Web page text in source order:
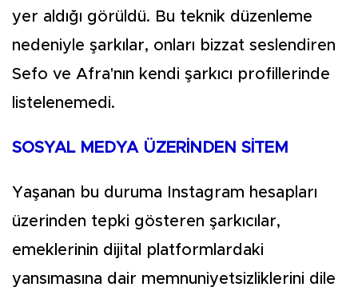
yer aldığı görüldü. Bu teknik düzenleme
nedeniyle şarkılar, onları bizzat seslendiren
Sefo ve Afra'nın kendi şarkıcı profillerinde
listelenemedi.
SOSYAL MEDYA ÜZERİNDEN SİTEM
Yaşanan bu duruma Instagram hesapları
üzerinden tepki gösteren şarkıcılar,
emeklerinin dijital platformlardaki
yansımasına dair memnuniyetsizliklerini dile